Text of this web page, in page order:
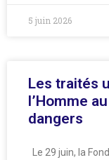
5 juin 2026
Les traités
l’Homme
dangers
Le 29 juin, la